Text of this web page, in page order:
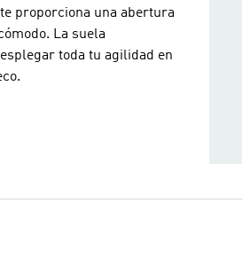
proporciona una abertura
La suela
toda tu agilidad en